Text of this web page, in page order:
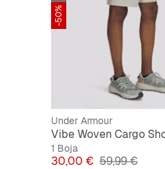
-50%
Under Armour
Vibe Woven Cargo
1 Boja
Cijena
30,00 € Originalna
59,99 €